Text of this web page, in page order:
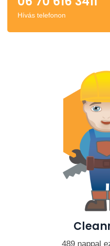
Hívás telefonon
489 nappal